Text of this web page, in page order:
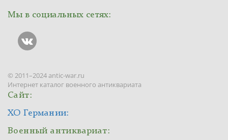
Мы в социальных сетях:
© 2011–2024 antic-war.ru
Интернет каталог военного антиквариата
Сайт:
ХО Германии:
Военный антиквариат: